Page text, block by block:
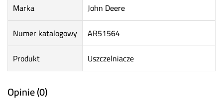
Marka
John Deere
Numer katalogowy
AR51564
Produkt
Uszczelniacze
Opinie (0)